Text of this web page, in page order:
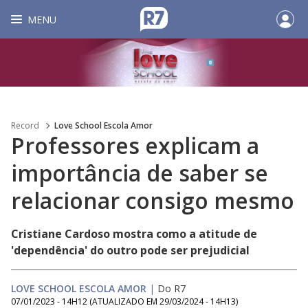
MENU
Record Love School Escola Amor
Professores explicam a
importância de saber se
relacionar consigo mesmo
Cristiane Cardoso mostra como a atitude de
'dependência' do outro pode ser prejudicial
LOVE SCHOOL ESCOLA AMOR | Do R7
07/01/2023 - 14H12 (ATUALIZADO EM 29/03/2024 - 14H13)